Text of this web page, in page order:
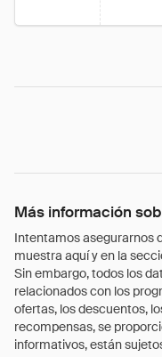
Más información
Intentamos asegurarnos
muestra aquí y en la
Sin embargo, todos los
relacionados con los
ofertas, los descuentos,
recompensas, se
informativos, están